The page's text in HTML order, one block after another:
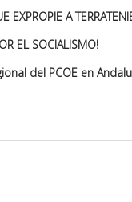
EXPROPIE A
EL SOCIALISMO!
del PCOE en